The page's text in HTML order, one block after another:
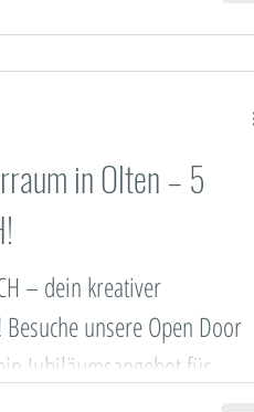
in Olten – 5
– dein kreativer
unsere Open Door
Jubiläumsangebot für